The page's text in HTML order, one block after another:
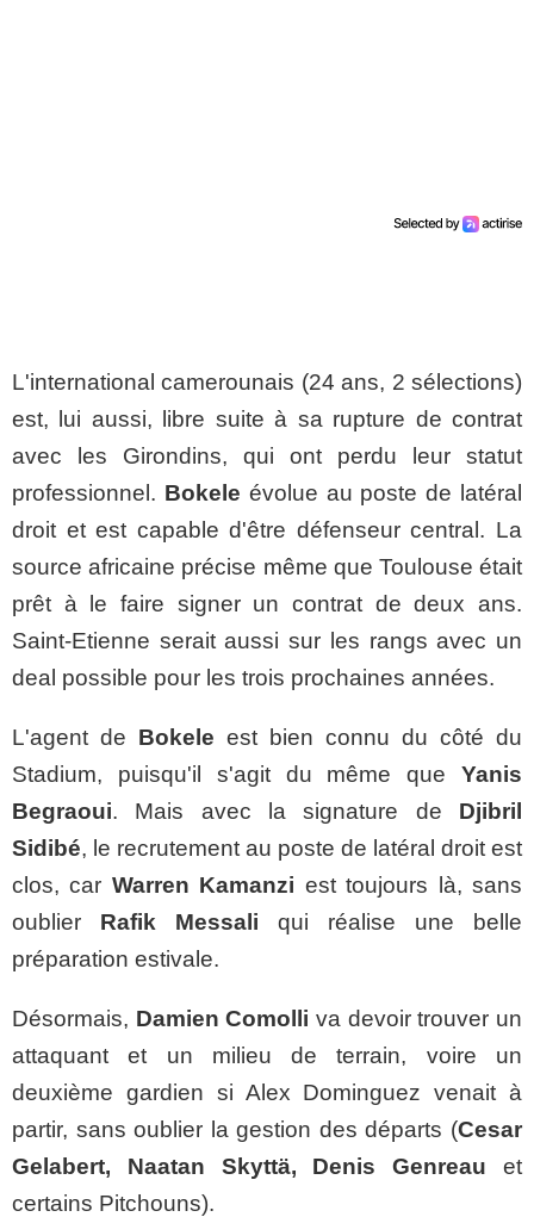
L'international camerounais (24 ans, 2 sélections)
est, lui aussi, libre suite à sa rupture de contrat
avec les Girondins, qui ont perdu leur statut
professionnel. Bokele évolue au poste de latéral
droit et est capable d'être défenseur central. La
source africaine précise même que Toulouse était
prêt à le faire signer un contrat de deux ans.
Saint-Etienne serait aussi sur les rangs avec un
deal possible pour les trois prochaines années.
L'agent de Bokele est bien connu du côté du
Stadium, puisqu'il s'agit du même que Yanis
Begraoui. Mais avec la signature de Djibril
Sidibé, le recrutement au poste de latéral droit est
clos, car Warren Kamanzi est toujours là, sans
oublier Rafik Messali qui réalise une belle
préparation estivale.
Désormais, Damien Comolli va devoir trouver un
attaquant et un milieu de terrain, voire un
deuxième gardien si Alex Dominguez venait à
partir, sans oublier la gestion des départs (Cesar
Gelabert, Naatan Skyttä, Denis Genreau et
certains Pitchouns).